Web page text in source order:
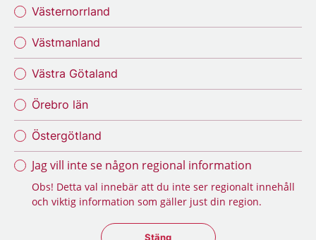
Västernorrland
Västmanland
Västra Götaland
Örebro län
Östergötland
Jag vill inte se någon regional information
Obs! Detta val innebär att du inte ser regionalt innehåll
och viktig information som gäller just din region.
Stäng regionsväljaren
Stäng